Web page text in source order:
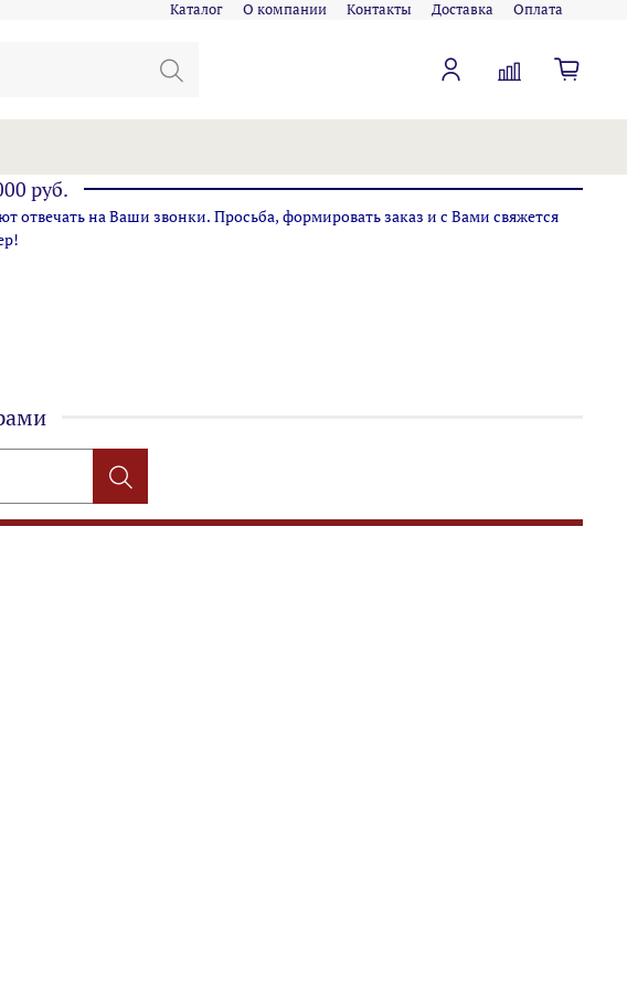
Каталог О компании Контакты Доставка Оплата
руб.
отвечать на Ваши звонки. Просьба, формировать заказ и с Вами свяжется